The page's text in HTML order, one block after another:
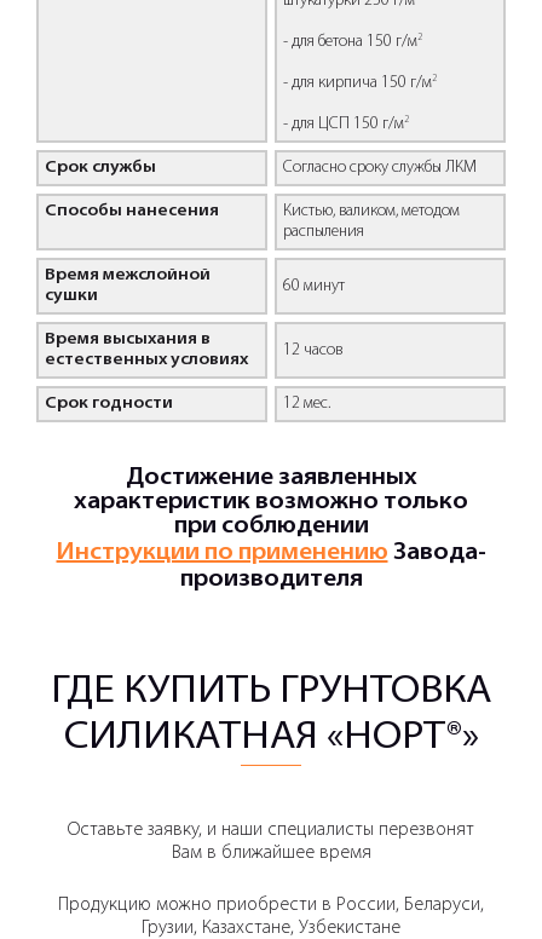
- для бетона 150 г/м2
- для кирпича 150 г/м2
- для ЦСП 150 г/м2
Срок службы Согласно сроку службы ЛКМ
Способы нанесения
Кистью, валиком, методом
распыления
Время межслойной
сушки
60 минут
Время высыхания в
естественных условиях
12 часов
Срок годности 12 мес.
Достижение заявленных
характеристик возможно только
при соблюдении
Инструкции по применению Завода-
производителя
ГДЕ КУПИТЬ ГРУНТОВКА
СИЛИКАТНАЯ «НОРТ®»
Оставьте заявку, и наши специалисты перезвонят
Вам в ближайшее время
Продукцию можно приобрести в России, Беларуси,
Грузии, Казахстане, Узбекистане